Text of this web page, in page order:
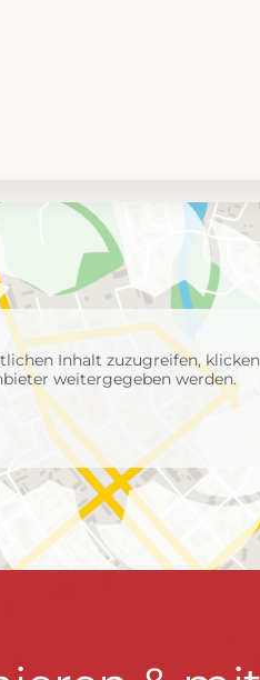
Inhalt zuzugreifen,
weitergegeben werden.